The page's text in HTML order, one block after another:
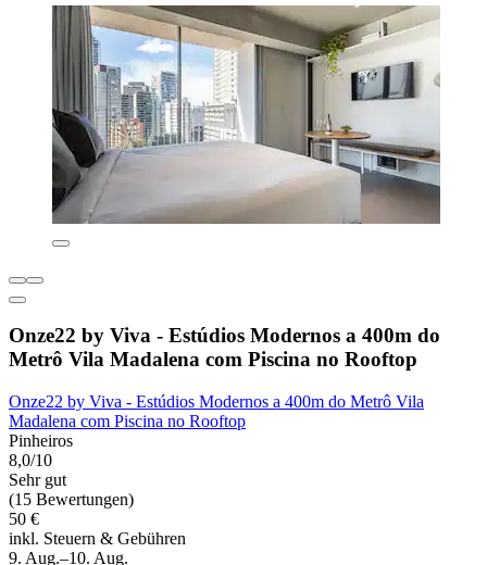
Onze22 by Viva - Estúdios Modernos a 400m do
Metrô Vila Madalena com Piscina no Rooftop
Onze22 by Viva - Estúdios Modernos a 400m do Metrô Vila
Madalena com Piscina no Rooftop
Pinheiros
8,0/10
Sehr gut
(15 Bewertungen)
50 €
inkl. Steuern & Gebühren
9. Aug.–10. Aug.